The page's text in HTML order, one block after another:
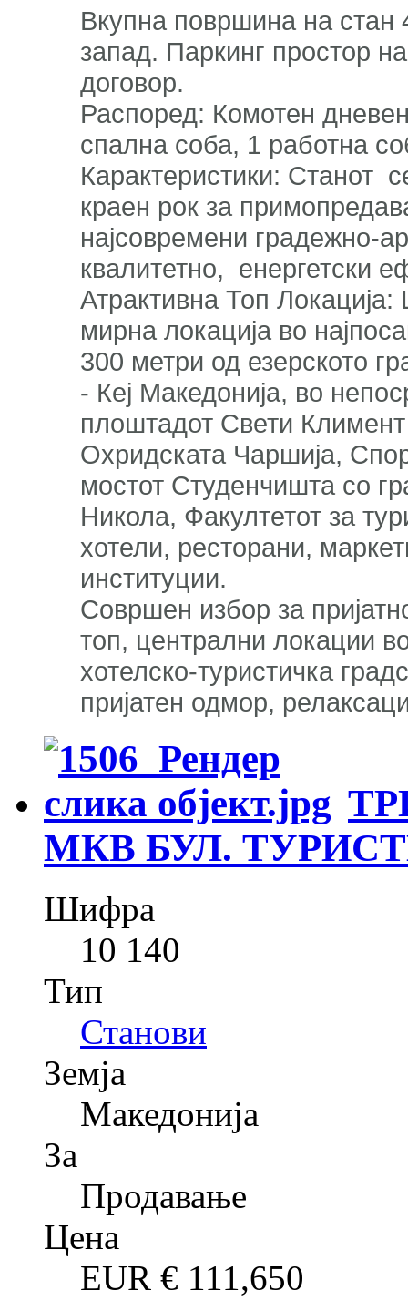
Вкупна површина на стан
запад. Паркинг простор
договор.
Распоред: Комотен дневен
спална соба, 1 работна
Карактеристики: Станот
краен рок за
најсовремени градежно-
квалитетно, енергетски
Атрактивна Топ
мирна локација во
300 метри од езерското
- Кеј Македонија, во
плоштадот Свети
Охридската Чаршија,
мостот Студенчишта со
Никола, Факултетот за
хотели, ресторани,
институции.
Совршен избор за
топ, централни локации
хотелско-туристичка
пријатен одмор,
МКВ БУЛ.
Шифра
10 140
Тип
Станови
Земја
Македонија
За
Продавање
Цена
EUR € 111,650